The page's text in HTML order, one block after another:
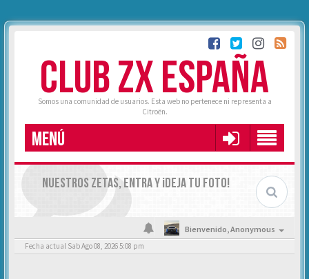
CLUB ZX ESPAÑA
Somos una comunidad de usuarios. Esta web no pertenece ni representa a
Citroën.
MENÚ
NUESTROS ZETAS, ENTRA Y ¡DEJA TU FOTO!
Bienvenido,Anonymous
Fecha actual Sab Ago 08, 2026 5:08 pm